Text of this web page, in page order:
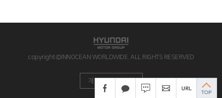
copyright©INNOCEAN WORLDWIDE. ALL RIGHTS RESERVED
개인정보처리방침